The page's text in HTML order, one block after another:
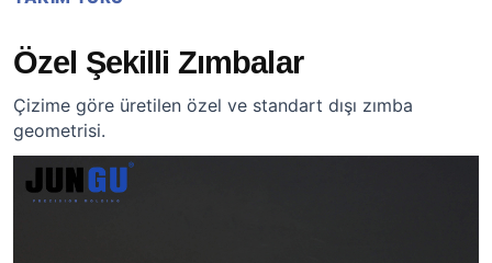
Özel Şekilli Zımbalar
Çizime göre üretilen özel ve standart dışı zımba
geometrisi.